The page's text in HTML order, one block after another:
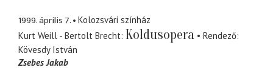
1999. április 7.
Kolozsvári színház
Kurt Weill - Bertolt Brecht Koldusopera
Rendező
Kövesdy István
Zsebes Jakab